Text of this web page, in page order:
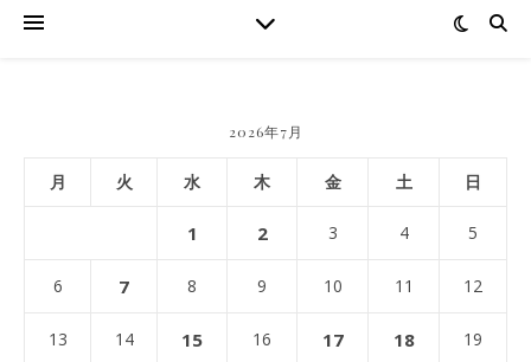
2026年7月
月 火 水 木 金 土 日
1 2 3 4 5
6 7 8 9 10 11 12
13 14 15 16 17 18 19